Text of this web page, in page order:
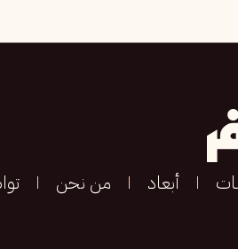
أبعاد من نحن